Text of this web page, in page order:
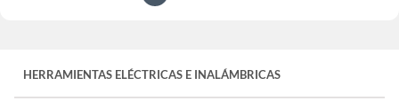
HERRAMIENTAS ELÉCTRICAS E INALÁMBRICAS